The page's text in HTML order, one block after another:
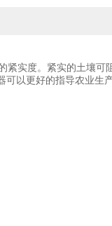
实度。紧实的土壤可
以更好的指导农业生